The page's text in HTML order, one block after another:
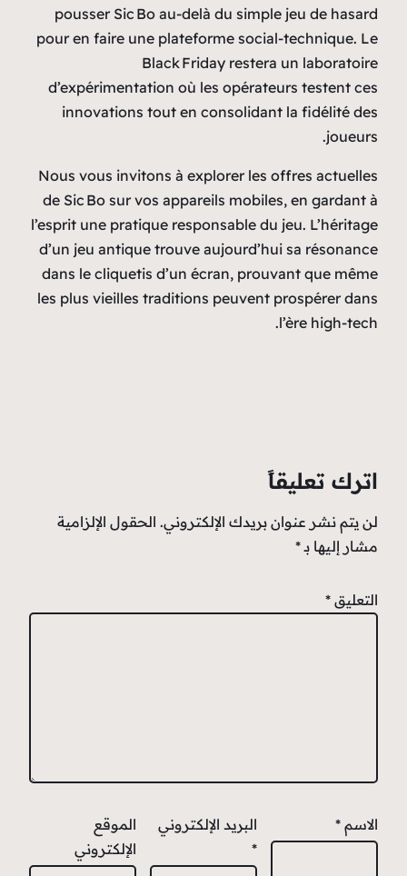
pousser Sic Bo au-delà du simple jeu de hasard
pour en faire une plateforme social‑technique. Le
Black Friday restera un laboratoire
d’expérimentation où les opérateurs testent ces
innovations tout en consolidant la fidélité des
joueurs.
Nous vous invitons à explorer les offres actuelles
de Sic Bo sur vos appareils mobiles, en gardant à
l’esprit une pratique responsable du jeu. L’héritage
d’un jeu antique trouve aujourd’hui sa résonance
dans le cliquetis d’un écran, prouvant que même
les plus vieilles traditions peuvent prospérer dans
l’ère high‑tech.
اترك تعليقاً
لن يتم نشر عنوان بريدك الإلكتروني. الحقول الإلزامية
مشار إليها بـ*
التعليق *
الاسم *
البريد الإلكتروني
*
الموقع
الإلكتروني